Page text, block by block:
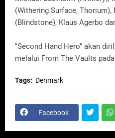
(Withering Surface,
(Blindstone), Klaus Agerbo
"Second Hand Hero" akan
melalui From The Vaults
Tags: Denmark
Facebook